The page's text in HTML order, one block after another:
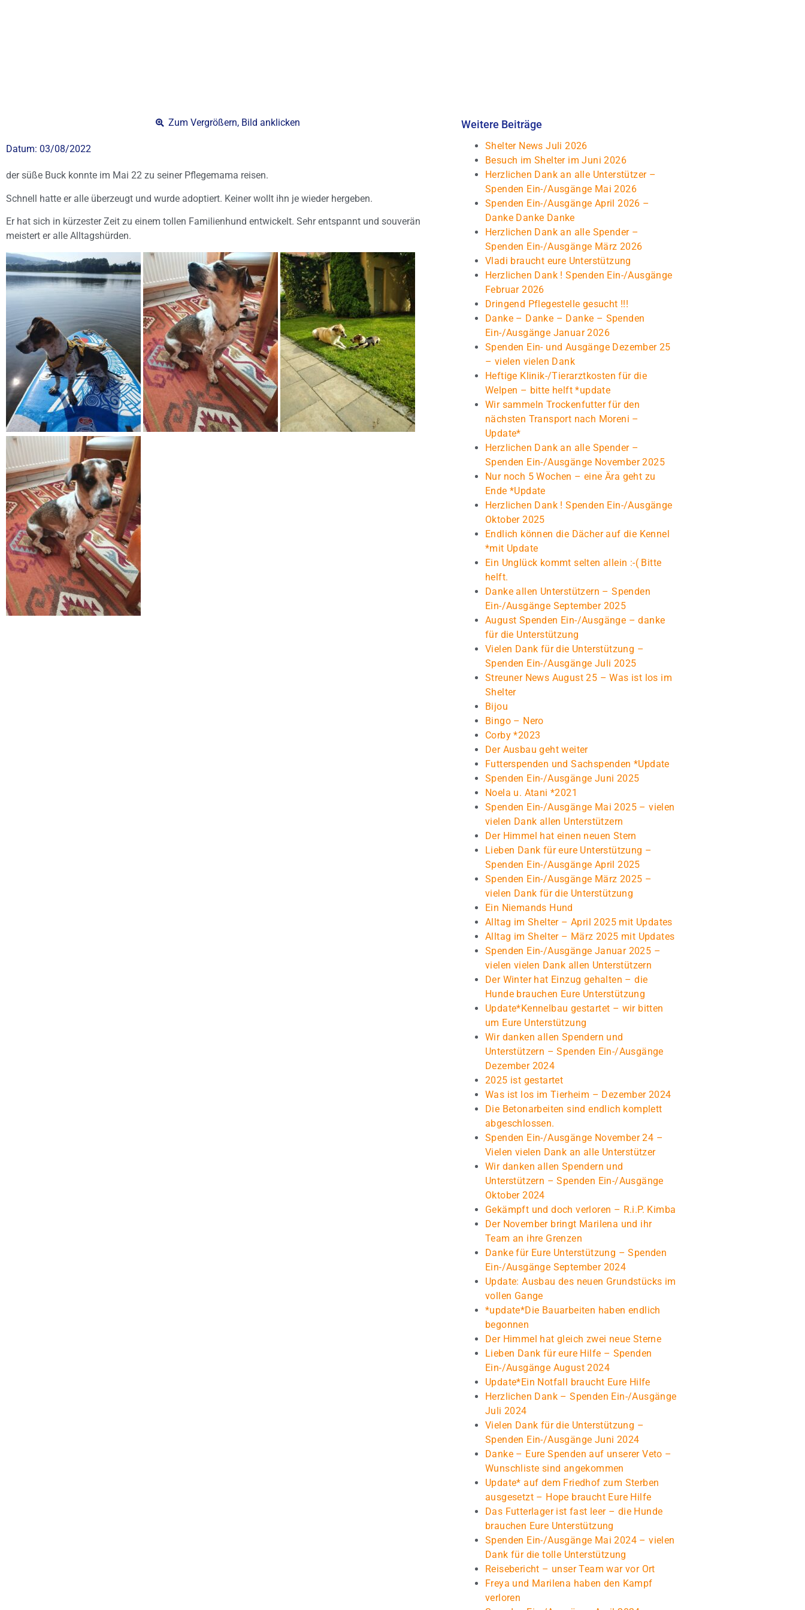
Zum Vergrößern, Bild anklicken
Datum: 03/08/2022
der süße Buck konnte im Mai 22 zu seiner Pflegemama reisen.
Schnell hatte er alle überzeugt und wurde adoptiert. Keiner wollt ihn je wieder hergeben.
Er hat sich in kürzester Zeit zu einem tollen Familienhund entwickelt. Sehr entspannt und souverän
meistert er alle Alltagshürden.
Weitere Beiträge
Shelter News Juli 2026
Besuch im Shelter im Juni 2026
Herzlichen Dank an alle Unterstützer –
Spenden Ein-/Ausgänge Mai 2026
Spenden Ein-/Ausgänge April 2026 –
Danke Danke Danke
Herzlichen Dank an alle Spender –
Spenden Ein-/Ausgänge März 2026
Vladi braucht eure Unterstützung
Herzlichen Dank ! Spenden Ein-/Ausgänge
Februar 2026
Dringend Pflegestelle gesucht !!!
Danke – Danke – Danke – Spenden
Ein-/Ausgänge Januar 2026
Spenden Ein- und Ausgänge Dezember 25
– vielen vielen Dank
Heftige Klinik-/Tierarztkosten für die
Welpen – bitte helft *update
Wir sammeln Trockenfutter für den
nächsten Transport nach Moreni –
Update*
Herzlichen Dank an alle Spender –
Spenden Ein-/Ausgänge November 2025
Nur noch 5 Wochen – eine Ära geht zu
Ende *Update
Herzlichen Dank ! Spenden Ein-/Ausgänge
Oktober 2025
Endlich können die Dächer auf die Kennel
*mit Update
Ein Unglück kommt selten allein :-( Bitte
helft.
Danke allen Unterstützern – Spenden
Ein-/Ausgänge September 2025
August Spenden Ein-/Ausgänge – danke
für die Unterstützung
Vielen Dank für die Unterstützung –
Spenden Ein-/Ausgänge Juli 2025
Streuner News August 25 – Was ist los im
Shelter
Bijou
Bingo – Nero
Corby *2023
Der Ausbau geht weiter
Futterspenden und Sachspenden *Update
Spenden Ein-/Ausgänge Juni 2025
Noela u. Atani *2021
Spenden Ein-/Ausgänge Mai 2025 – vielen
vielen Dank allen Unterstützern
Der Himmel hat einen neuen Stern
Lieben Dank für eure Unterstützung –
Spenden Ein-/Ausgänge April 2025
Spenden Ein-/Ausgänge März 2025 –
vielen Dank für die Unterstützung
Ein Niemands Hund
Alltag im Shelter – April 2025 mit Updates
Alltag im Shelter – März 2025 mit Updates
Spenden Ein-/Ausgänge Januar 2025 –
vielen vielen Dank allen Unterstützern
Der Winter hat Einzug gehalten – die
Hunde brauchen Eure Unterstützung
Update*Kennelbau gestartet – wir bitten
um Eure Unterstützung
Wir danken allen Spendern und
Unterstützern – Spenden Ein-/Ausgänge
Dezember 2024
2025 ist gestartet
Was ist los im Tierheim – Dezember 2024
Die Betonarbeiten sind endlich komplett
abgeschlossen.
Spenden Ein-/Ausgänge November 24 –
Vielen vielen Dank an alle Unterstützer
Wir danken allen Spendern und
Unterstützern – Spenden Ein-/Ausgänge
Oktober 2024
Gekämpft und doch verloren – R.i.P. Kimba
Der November bringt Marilena und ihr
Team an ihre Grenzen
Danke für Eure Unterstützung – Spenden
Ein-/Ausgänge September 2024
Update: Ausbau des neuen Grundstücks im
vollen Gange
*update*Die Bauarbeiten haben endlich
begonnen
Der Himmel hat gleich zwei neue Sterne
Lieben Dank für eure Hilfe – Spenden
Ein-/Ausgänge August 2024
Update*Ein Notfall braucht Eure Hilfe
Herzlichen Dank – Spenden Ein-/Ausgänge
Juli 2024
Vielen Dank für die Unterstützung –
Spenden Ein-/Ausgänge Juni 2024
Danke – Eure Spenden auf unserer Veto –
Wunschliste sind angekommen
Update* auf dem Friedhof zum Sterben
ausgesetzt – Hope braucht Eure Hilfe
Das Futterlager ist fast leer – die Hunde
brauchen Eure Unterstützung
Spenden Ein-/Ausgänge Mai 2024 – vielen
Dank für die tolle Unterstützung
Reisebericht – unser Team war vor Ort
Freya und Marilena haben den Kampf
verloren